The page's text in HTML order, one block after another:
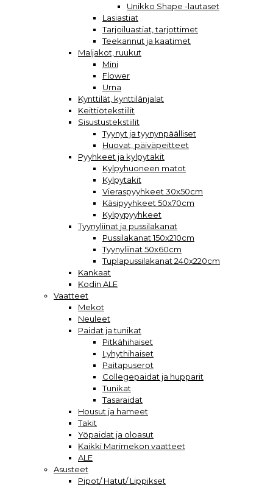
Unikko Shape -lautaset
Lasiastiat
Tarjoiluastiat, tarjottimet
Teekannut ja kaatimet
Maljakot, ruukut
Mini
Flower
Urna
Kynttilät, kynttilänjalat
Keittiötekstiilit
Sisustustekstiilit
Tyynyt ja tyynynpäälliset
Huovat, päiväpeitteet
Pyyhkeet ja kylpytakit
Kylpyhuoneen matot
Kylpytakit
Vieraspyyhkeet 30x50cm
Käsipyyhkeet 50x70cm
Kylpypyyhkeet
Tyynyliinat ja pussilakanat
Pussilakanat 150x210cm
Tyynyliinat 50x60cm
Tuplapussilakanat 240x220cm
Kankaat
Kodin ALE
Vaatteet
Mekot
Neuleet
Paidat ja tunikat
Pitkähihaiset
Lyhythihaiset
Paitapuserot
Collegepaidat ja hupparit
Tunikat
Tasaraidat
Housut ja hameet
Takit
Yöpaidat ja oloasut
Kaikki Marimekon vaatteet
ALE
Asusteet
Pipot/ Hatut/ Lippikset